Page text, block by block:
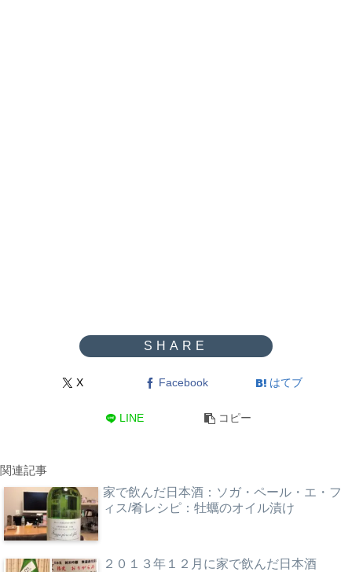
X Facebook はてブ
LINE コピー
関連記事
家で飲んだ日本酒：ソガ・ペール・エ・フ
ィス/肴レシピ：牡蠣のオイル漬け
２０１３年１２月に家で飲んだ日本酒